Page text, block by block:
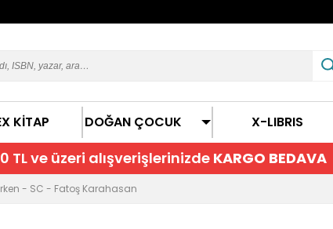
KİTAP DOĞAN ÇOCUK X-LIBRIS
TL ve üzeri alışverişlerinizde KARGO BEDAVA
- SC - Fatoş Karahasan